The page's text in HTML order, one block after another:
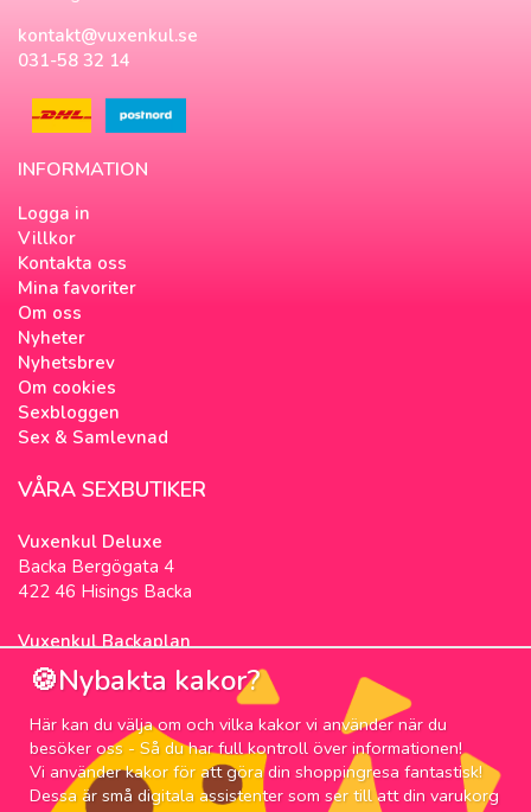
kontakt@vuxenkul.se
031-58 32 14
INFORMATION
Logga in
Villkor
Kontakta oss
Mina favoriter
Om oss
Nyheter
Nyhetsbrev
Om cookies
Sexbloggen
Sex & Samlevnad
VÅRA SEXBUTIKER
Vuxenkul Deluxe
Backa Bergögata 4
422 46 Hisings Backa
Vuxenkul Backaplan
Färgfabriksgatan 3
417 05 Göteborg
NYHETSBREV
Prenumerera på nyhetsbrevet för våra bästa
🍪Nybakta kakor?
Här kan du välja om och vilka kakor vi använder när du
besöker oss - Så du har full kontroll över informationen!
Vi använder kakor för att göra din shoppingresa fantastisk!
Dessa är små digitala assistenter som ser till att din varukorg